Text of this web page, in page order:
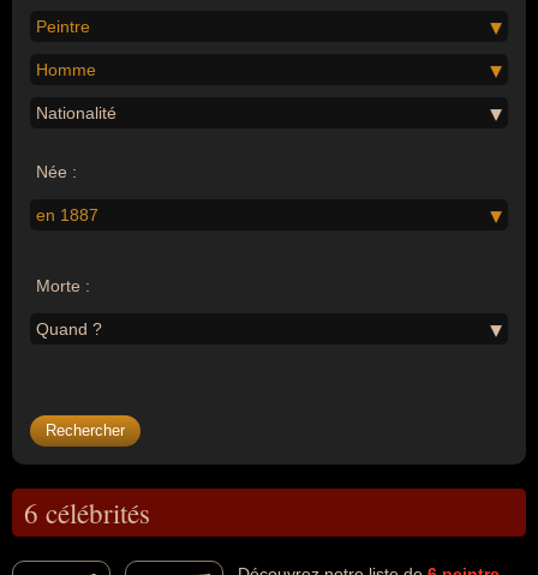
Peintre
Homme
Nationalité
Née :
en 1887
Morte :
Quand ?
6 célébrités